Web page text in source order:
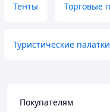
Тенты Торговые
Туристические палатки
Покупателям